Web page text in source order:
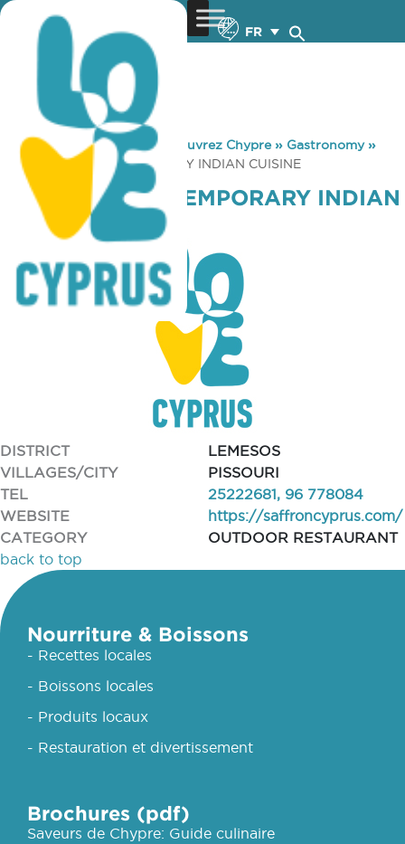
FR
You are here: Home »Découvrez Chypre» Gastronomy»
SAFFRON CONTEMPORARY INDIAN CUISINE
SAFFRON CONTEMPORARY INDIAN
CUISINE
DISTRICT
LEMESOS
VILLAGES/CITY
PISSOURI
TEL
25222681, 96 778084
WEBSITE
https://saffroncyprus.com/
CATEGORY
OUTDOOR RESTAURANT
back to top
Nourriture & Boissons
- Recettes locales
- Boissons locales
- Produits locaux
- Restauration et divertissement
Brochures (pdf)
Saveurs de Chypre: Guide culinaire